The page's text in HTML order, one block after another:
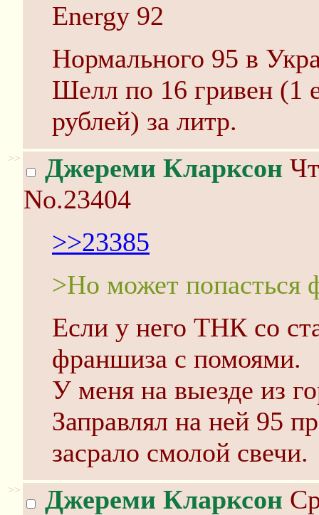
Energy 92
Нормального 95 в
Шелл по 16 гривен (1
рублей) за литр.
>> Джереми Кларксон
No.23404
>>23385
>Но может попасться
Если у него ТНК со
франшиза с помоями.
У меня на выезде из
Заправлял на ней 95
засрало смолой свечи.
>> Джереми Кларксон